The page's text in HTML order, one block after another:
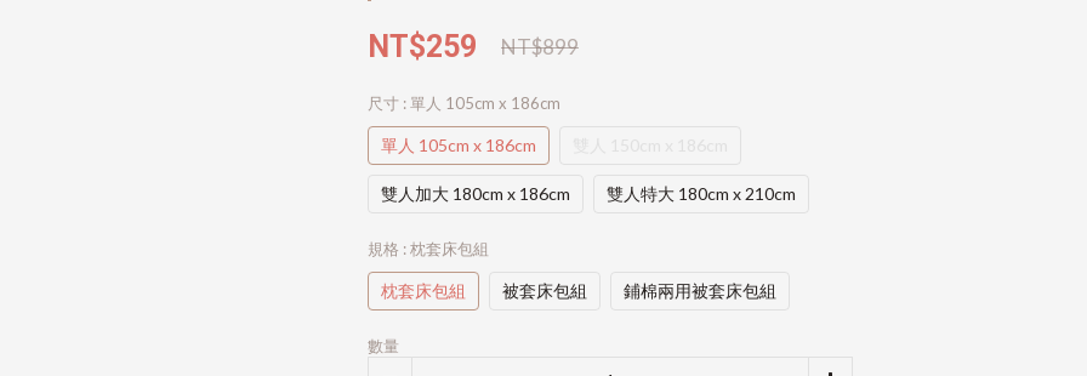
NT$899
NT$259
尺寸 : 單人 105cm x 186cm
單人 105cm x 186cm
雙人加大 180cm x 186cm 雙人特大 180cm x 210cm
規格 : 枕套床包組
枕套床包組 被套床包組 鋪棉兩用被套床包組
數量